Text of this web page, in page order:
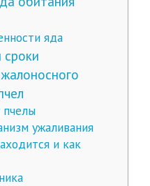
яда
пчелы
ужаливания
и как